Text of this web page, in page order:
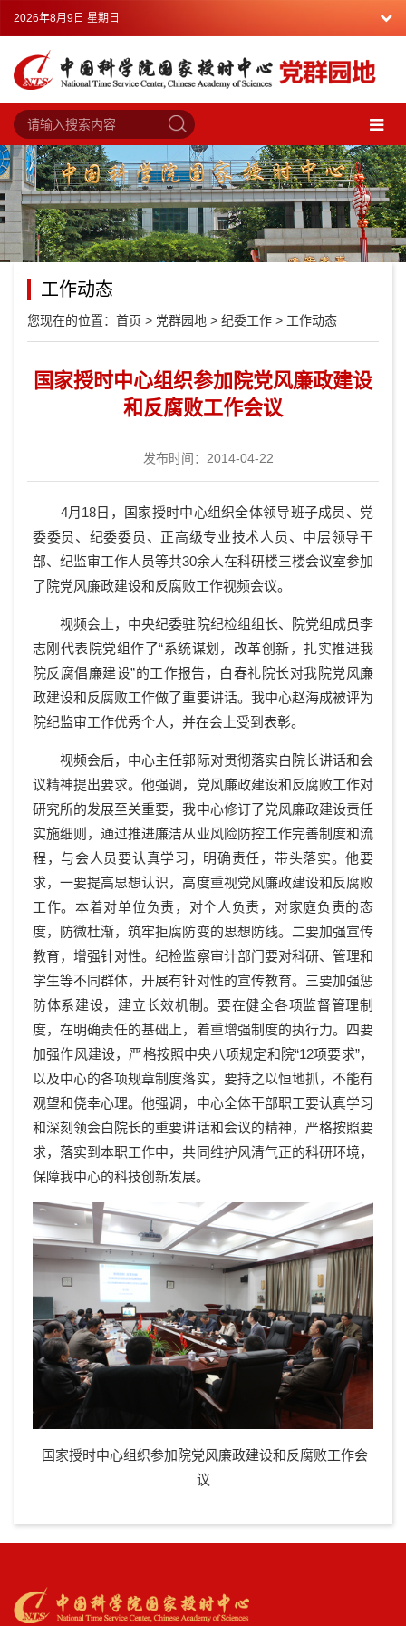
2026年8月9日 星期日
工作动态
您现在的位置： 首页 > 党群园地 > 纪委工作 > 工作动态
国家授时中心组织参加院党风廉政建设
和反腐败工作会议
发布时间：2014-04-22
4月 18日 ，国家授时中心组织全体领导班子成员、党
委委员、纪委委员、正高级专业技术人员、中层领导干
部、纪监审工作人员等共30余人在科研楼三楼会议室参加
了院党风廉政建设和反腐败工作视频会议。
视频会上，中央纪委驻院纪检组组长、院党组成员李
志刚代表院党组作了“系统谋划，改革创新，扎实推进我
院反腐倡廉建设”的工作报告，白春礼院长对我院党风廉
政建设和反腐败工作做了重要讲话。我中心赵海成被评为
院纪监审工作优秀个人，并在会上受到表彰。
视频会后，中心主任郭际对贯彻落实白院长讲话和会
议精神提出要求。他强调，党风廉政建设和反腐败工作对
研究所的发展至关重要，我中心修订了党风廉政建设责任
实施细则，通过推进廉洁从业风险防控工作完善制度和流
程，与会人员要认真学习，明确责任，带头落实。他要
求，一要提高思想认识，高度重视党风廉政建设和反腐败
工作。本着对单位负责，对个人负责，对家庭负责的态
度，防微杜渐，筑牢拒腐防变的思想防线。二要加强宣传
教育，增强针对性。纪检监察审计部门要对科研、管理和
学生等不同群体，开展有针对性的宣传教育。三要加强惩
防体系建设，建立长效机制。要在健全各项监督管理制
度，在明确责任的基础上，着重增强制度的执行力。四要
加强作风建设，严格按照中央八项规定和院“12项要求”，
以及中心的各项规章制度落实，要持之以恒地抓，不能有
观望和侥幸心理。他强调，中心全体干部职工要认真学习
和深刻领会白院长的重要讲话和会议的精神，严格按照要
求，落实到本职工作中，共同维护风清气正的科研环境，
保障我中心的科技创新发展。
国家授时中心组织参加院党风廉政建设和反腐败工作会
议